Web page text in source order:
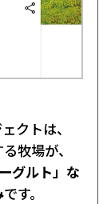
クトは、
牧場が、
グルト」な
です。